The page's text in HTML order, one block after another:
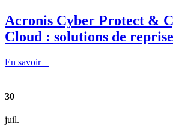
Acronis Cyber Protect &
Cloud : solutions de
En savoir +
30
juil.